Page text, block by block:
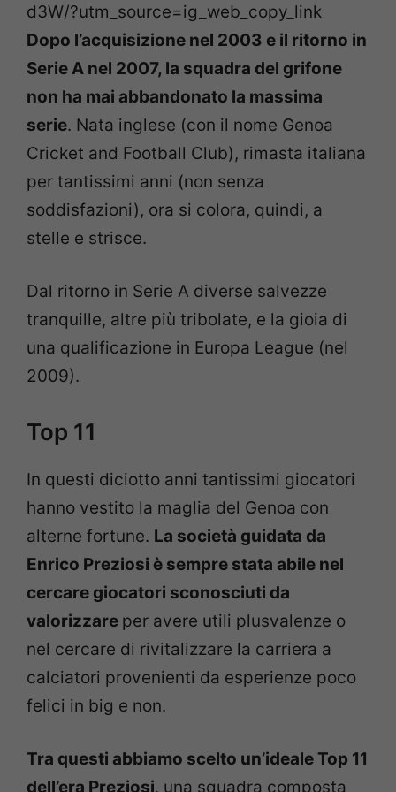
d3W/?utm_source=ig_web_copy_link
Dopo l’acquisizione nel 2003 e il ritorno in
Serie A nel 2007, la squadra del grifone
non ha mai abbandonato la massima
serie. Nata inglese (con il nome Genoa
Cricket and Football Club), rimasta italiana
per tantissimi anni (non senza
soddisfazioni), ora si colora, quindi, a
stelle e strisce.
Dal ritorno in Serie A diverse salvezze
tranquille, altre più tribolate, e la gioia di
una qualificazione in Europa League (nel
2009).
Top 11
In questi diciotto anni tantissimi giocatori
hanno vestito la maglia del Genoa con
alterne fortune. La società guidata da
Enrico Preziosi è sempre stata abile nel
cercare giocatori sconosciuti da
valorizzare per avere utili plusvalenze o
nel cercare di rivitalizzare la carriera a
calciatori provenienti da esperienze poco
felici in big e non.
Tra questi abbiamo scelto un’ideale Top 11
dell’era Preziosi, una squadra composta